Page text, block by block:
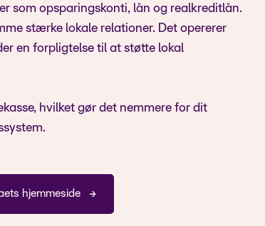
som opsparingskonti, lån og realkreditlån.
stærke lokale relationer. Det opererer
en forpligtelse til at støtte lokal
hvilket gør det nemmere for dit
hjemmeside